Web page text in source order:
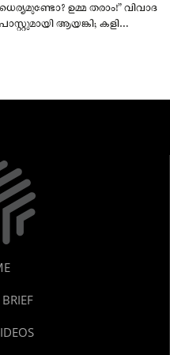
ഉമ്മ തരാം!” വിവാദ
ആയങ്കി; കളി